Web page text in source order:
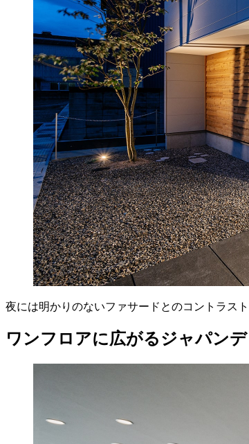
夜には明かりのないファサードとのコントラス
ワンフロアに広がるジャパン